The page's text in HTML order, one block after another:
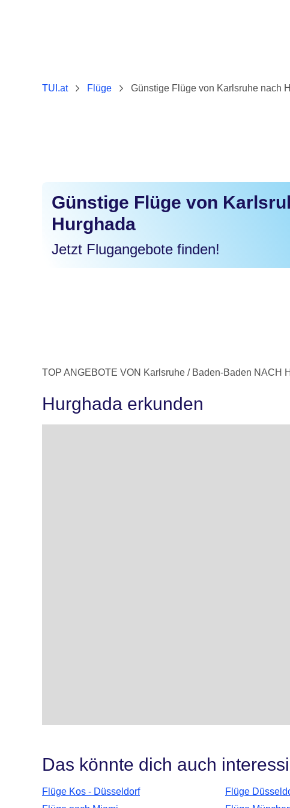
TUI.at Flüge Günstige Flüge von Karlsruhe nach
Günstige Flüge von
Hurghada
Jetzt Flugangebote finden!
TOP ANGEBOTE VON Karlsruhe / Baden-Baden NACH
Hurghada erkunden
Das könnte dich auch
Flüge Kos - Düsseldorf Flüge